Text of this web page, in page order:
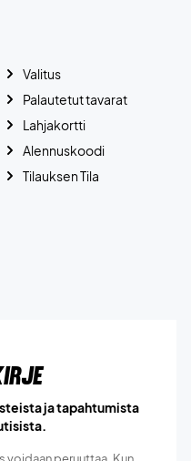
Valitus
Palautetut tavarat
Lahjakortti
Alennuskoodi
Tilauksen Tila
ja tapahtumista
voidaan peruuttaa. Kun